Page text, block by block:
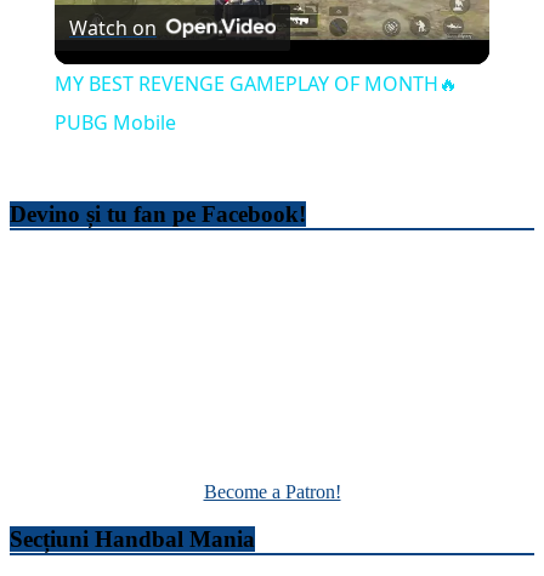
Video
Watch on
MY BEST REVENGE GAMEPLAY OF MONTH🔥
PUBG Mobile
Devino și tu fan pe Facebook!
Become a Patron!
Secțiuni Handbal Mania